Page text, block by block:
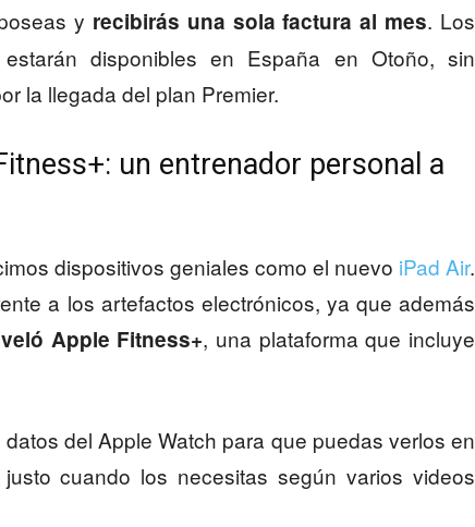
y recibirás una sola factura al mes. Los
disponibles en España en Otoño, sin
la llegada del plan Premier.
un entrenador personal a
dispositivos geniales como el nuevo iPad Air.
a los artefactos electrónicos, ya que además
Apple Fitness+, una plataforma que incluye
del Apple Watch para que puedas verlos en
cuando los necesitas según varios videos